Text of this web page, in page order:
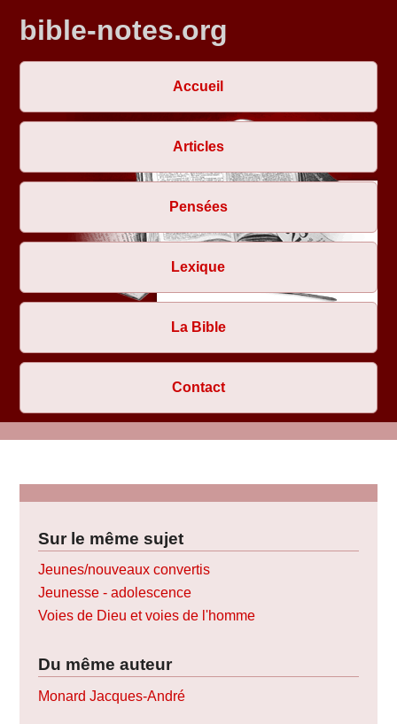
bible-notes.org
Accueil
Articles
Pensées
Lexique
La Bible
Contact
Sur le même sujet
Jeunes/nouveaux convertis
Jeunesse - adolescence
Voies de Dieu et voies de l'homme
Du même auteur
Monard Jacques-André